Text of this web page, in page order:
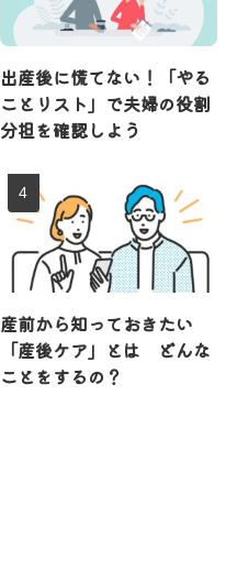
出産後に慌てない！「やる
ことリスト」で夫婦の役割
分担を確認しよう
産前から知っておきたい
「産後ケア」とは どんな
ことをするの？